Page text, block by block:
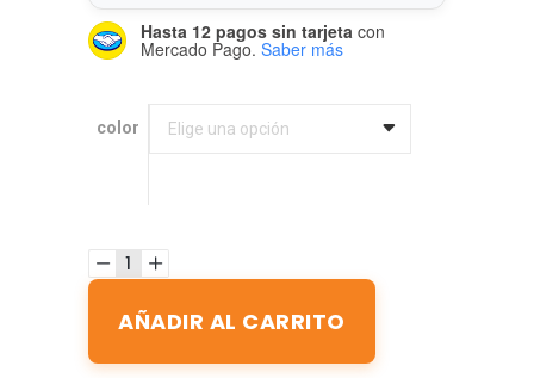
Hasta 12 pagos sin tarjeta con
Mercado Pago. Saber más
color Elige una opción
color
AÑADIR AL CARRITO